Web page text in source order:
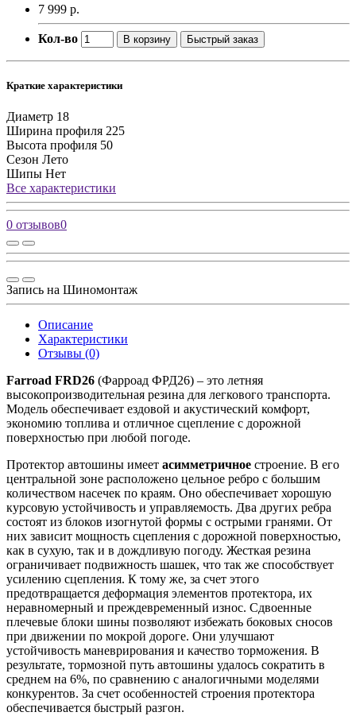
7 999 р.
Кол-во В корзину Быстрый заказ
Краткие характеристики
Диаметр 18
Ширина профиля 225
Высота профиля 50
Сезон Лето
Шипы Нет
Все характеристики
0 отзывов0
Запись на Шиномонтаж
Описание
Характеристики
Отзывы (0)
Farroad FRD26 (Фарроад ФРД26) – это летняя
высокопроизводительная резина для легкового транспорта.
Модель обеспечивает ездовой и акустический комфорт,
экономию топлива и отличное сцепление с дорожной
поверхностью при любой погоде.
Протектор автошины имеет асимметричное строение. В его
центральной зоне расположено цельное ребро с большим
количеством насечек по краям. Оно обеспечивает хорошую
курсовую устойчивость и управляемость. Два других ребра
состоят из блоков изогнутой формы с острыми гранями. От
них зависит мощность сцепления с дорожной поверхностью,
как в сухую, так и в дождливую погоду. Жесткая резина
ограничивает подвижность шашек, что так же способствует
усилению сцепления. К тому же, за счет этого
предотвращается деформация элементов протектора, их
неравномерный и преждевременный износ. Сдвоенные
плечевые блоки шины позволяют избежать боковых сносов
при движении по мокрой дороге. Они улучшают
устойчивость маневрирования и качество торможения. В
результате, тормозной путь автошины удалось сократить в
среднем на 6%, по сравнению с аналогичными моделями
конкурентов. За счет особенностей строения протектора
обеспечивается быстрый разгон.